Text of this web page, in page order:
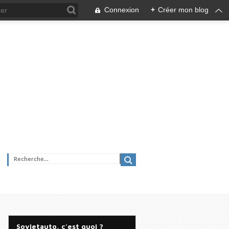
Connexion + Créer mon blog
Sovietauto, c'est quoi ?